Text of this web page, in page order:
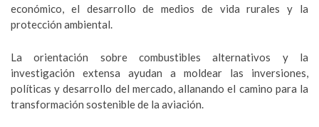
económico, el desarrollo de medios de vida rurales y la
protección ambiental.
La orientación sobre combustibles alternativos y la
investigación extensa ayudan a moldear las inversiones,
políticas y desarrollo del mercado, allanando el camino para la
transformación sostenible de la aviación.